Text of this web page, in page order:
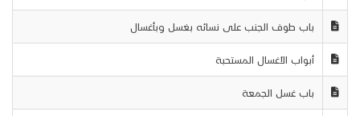
باب طوف الجنب على نسائه بغسل وبأغسال
أبواب الأغسال المستحبة
باب غسل الجمعة